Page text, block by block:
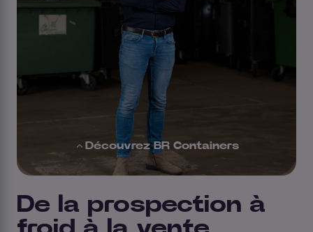
Découvrez BR Containers
De la prospection à